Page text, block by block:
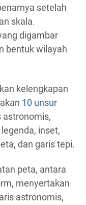
setelah
skala.
digambar
bentuk wilayah
kelengkapan
10 unsur
astronomis,
inset,
dan garis tepi.
peta, antara
menyertakan
astronomis,